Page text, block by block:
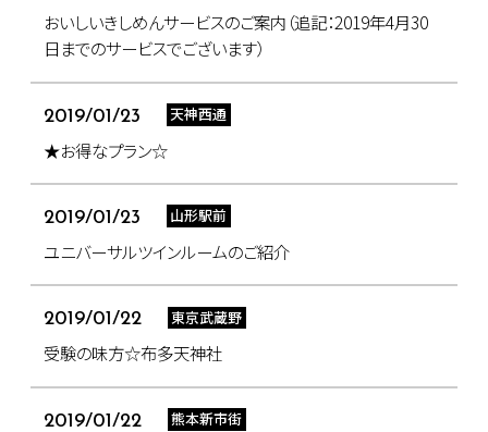
おいしいきしめんサービスのご案内（追記：2019年4月30
日までのサービスでございます）
2019/01/23 天神西通
★お得なプラン☆
2019/01/23 山形駅前
ユニバーサルツインルームのご紹介
2019/01/22 東京武蔵野
受験の味方☆布多天神社
2019/01/22 熊本新市街